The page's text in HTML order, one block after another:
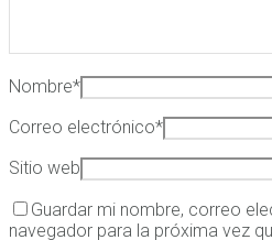
Nombre*
Correo electrónico*
Sitio web
Guardar mi nombre, correo
navegador para la próxima vez